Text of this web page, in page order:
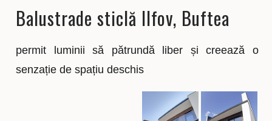
Balustrade sticlă Ilfov, Buftea
permit luminii să pătrundă liber și creează o
senzație de spațiu deschis